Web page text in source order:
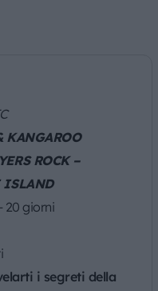
KANGAROO
ROCK –
20 giorni
i segreti della